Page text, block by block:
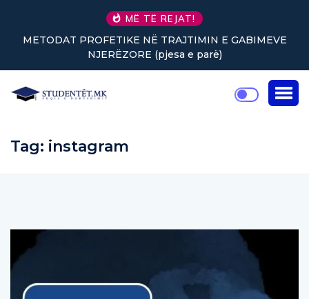
MË TË REJAT!
METODAT PROFETIKE NË TRAJTIMIN E GABIMEVE
NJERËZORE (pjesa e parë)
Tag: instagram